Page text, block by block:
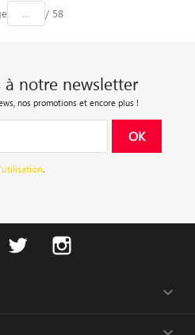
/ 58
à notre newsletter
nos promotions et encore plus !
.
Twitter
